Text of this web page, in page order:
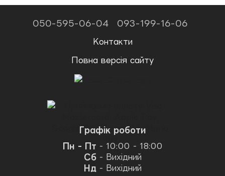
050-595-06-04 093-199-16-06
Контакти
Повна версія сайту
Графік роботи
Пн - Пт - 10:00 - 18:00
Сб- Вихідний
Нд - Вихідний